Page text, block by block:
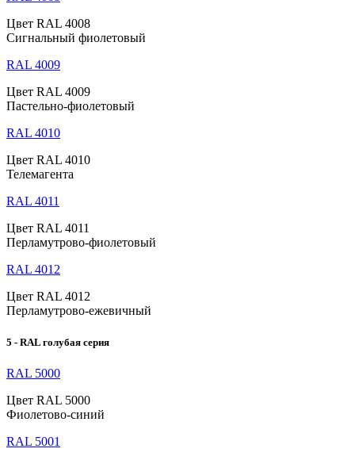
Цвет RAL 4008
Сигнальный фиолетовый
RAL 4009
Цвет RAL 4009
Пастельно-фиолетовый
RAL 4010
Цвет RAL 4010
Телемагента
RAL 4011
Цвет RAL 4011
Перламутрово-фиолетовый
RAL 4012
Цвет RAL 4012
Перламутрово-ежевичный
5 - RAL голубая серия
RAL 5000
Цвет RAL 5000
Фиолетово-синий
RAL 5001